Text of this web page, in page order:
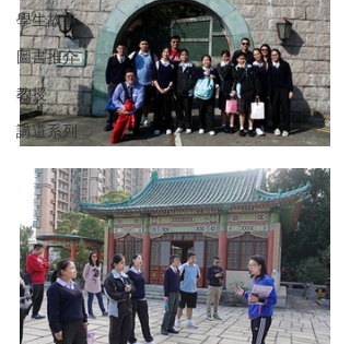
學生故事
圖書推介
教授
講道系列